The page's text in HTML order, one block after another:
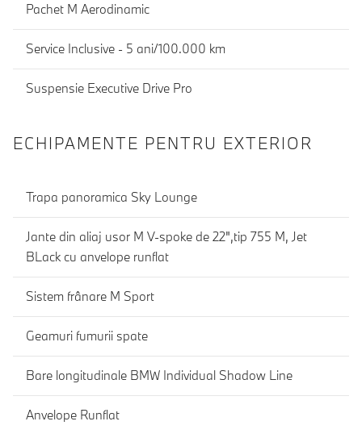
Pachet M Aerodinamic
Service Inclusive - 5 ani/100.000 km
Suspensie Executive Drive Pro
ECHIPAMENTE PENTRU EXTERIOR
Trapa panoramica Sky Lounge
Jante din aliaj usor M V-spoke de 22",tip 755 M, Jet
BLack cu anvelope runflat
Sistem frânare M Sport
Geamuri fumurii spate
Bare longitudinale BMW Individual Shadow Line
Anvelope Runflat